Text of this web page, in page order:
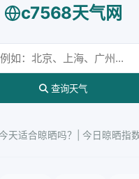
c7568天气网
查询天气
天适合晾晒吗？| 今日晾晒指